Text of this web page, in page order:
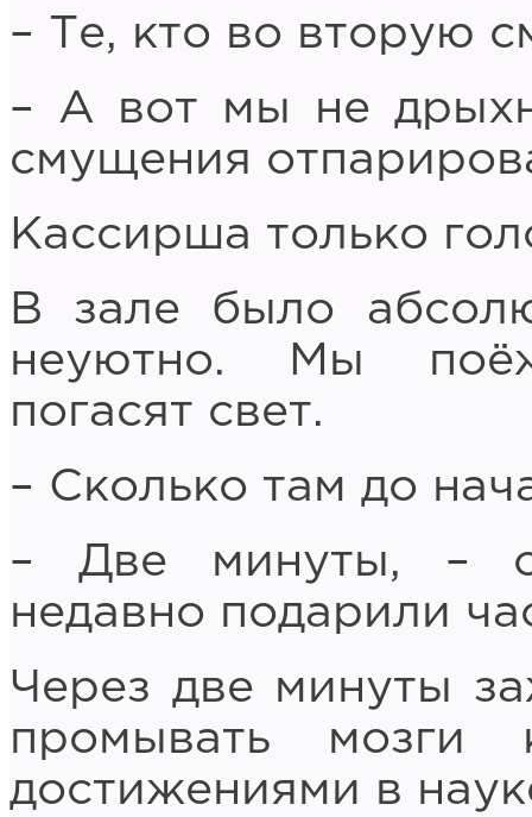
– Те, кто во вторую
– А вот мы не
смущения
Кассирша только
В зале было
неуютно. Мы
погасят свет.
– Сколько там до
– Две минуты, –
недавно подарили
Через две минуты
промывать мозги
достижениями в